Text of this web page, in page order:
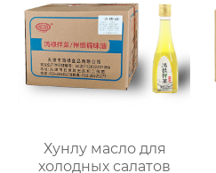
Хунлу масло для
холодных салатов